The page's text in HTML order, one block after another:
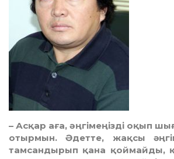
– Асқар аға, әңгімеңізді оқып
отырмын. Әдетте, жақсы
тамсандырып қана қоймайды,